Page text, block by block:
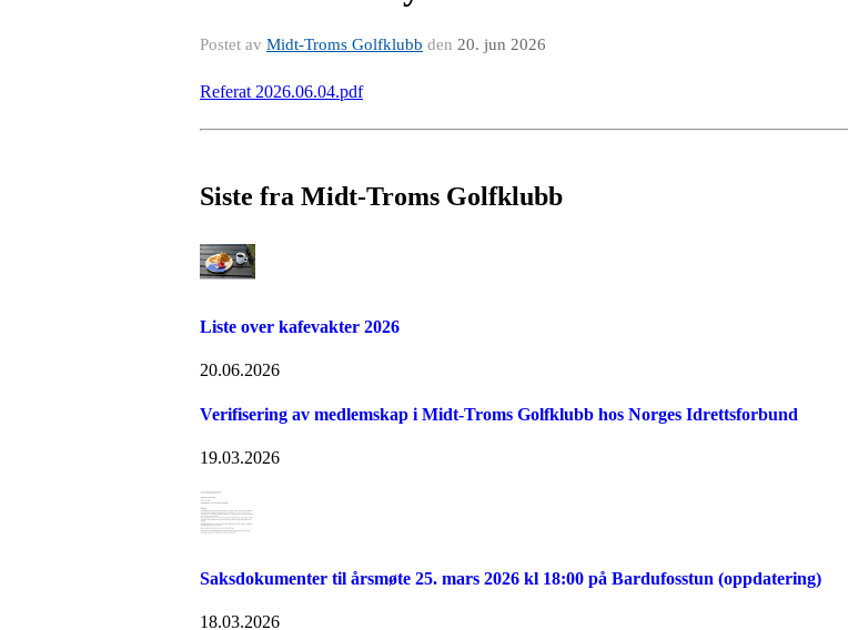
Postet av Midt-Troms Golfklubb den 20. jun 2026
Referat 2026.06.04.pdf
Siste fra Midt-Troms Golfklubb
Liste over kafevakter 2026
20.06.2026
Verifisering av medlemskap i Midt-Troms Golfklubb hos Norges Idrettsforbund
19.03.2026
Saksdokumenter til årsmøte 25. mars 2026 kl 18:00 på Bardufosstun (oppdatering)
18.03.2026